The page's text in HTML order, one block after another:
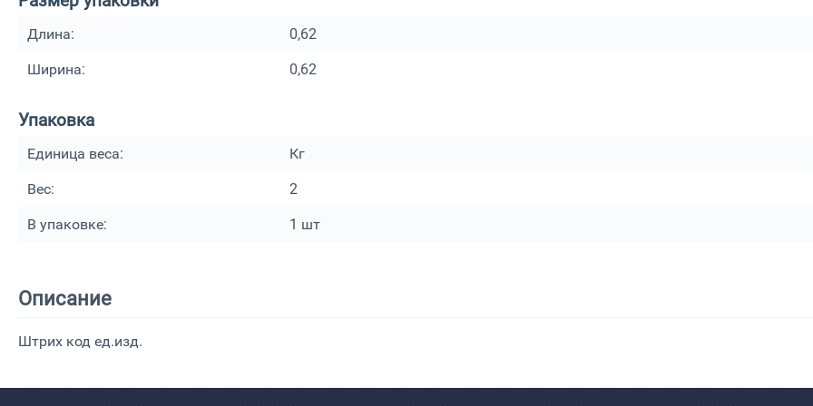
Длина: 0,62
Ширина: 0,62
Упаковка
Единица веса: Кг
Вес: 2
В упаковке: 1 шт
Описание
Штрих код ед.изд.